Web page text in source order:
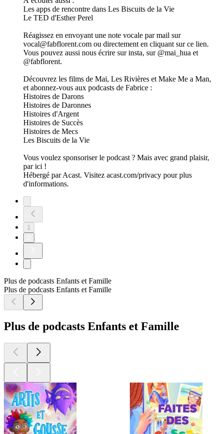
Les apps de rencontre dans Les Biscuits de la Vie
Le TED d'Esther Perel
Réagissez en envoyant une note vocale par mail sur
vocal@fabflorent.com ou directement en cliquant sur ce lien.
Vous pouvez aussi nous écrire sur insta, sur @mai_hua et
@fabflorent.
Découvrez les films de Mai, Les Rivières et Make Me a Man,
et abonnez-vous aux podcasts de Fabrice :
Histoires de Darons
Histoires de Daronnes
Histoires d'Argent
Histoires de Succès
Histoires de Mecs
Les Biscuits de la Vie
Vous voulez sponsoriser le podcast ? Mais avec grand plaisir,
par ici !
Hébergé par Acast. Visitez acast.com/privacy pour plus
d'informations.
1
Plus de podcasts Enfants et Famille
Plus de podcasts Enfants et Famille
Plus de podcasts Enfants et Famille